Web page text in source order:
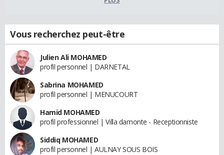
Vous recherchez peut-être
Julien Ali MOHAMED
profil personnel | DARNETAL
Sabrina MOHAMED
profil personnel | MENUCOURT
Hamid MOHAMED
profil professionnel | Villa damonte - Receptionniste
Siddiq MOHAMED
profil personnel | AULNAY SOUS BOIS